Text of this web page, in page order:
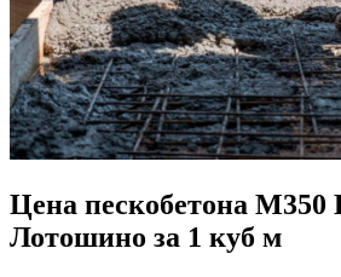
Цена пескобетона М350
Лотошино за 1 куб м